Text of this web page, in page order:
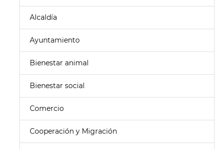
Alcaldía
Ayuntamiento
Bienestar animal
Bienestar social
Comercio
Cooperación y Migración